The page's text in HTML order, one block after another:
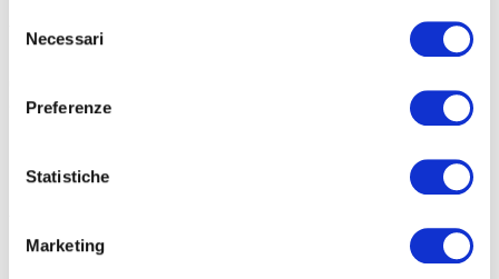
delNecessari
Preferenze
Statistiche
Marketing
Addetti alla conduzione di carrelli elevatori semoventi
con conducente a bordo
competenze
23 Giugno 2025